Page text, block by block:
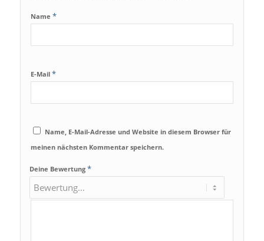
Name *
E-Mail *
Name, E-Mail-Adresse und Website in diesem Browser für
meinen nächsten Kommentar speichern.
Deine Bewertung *